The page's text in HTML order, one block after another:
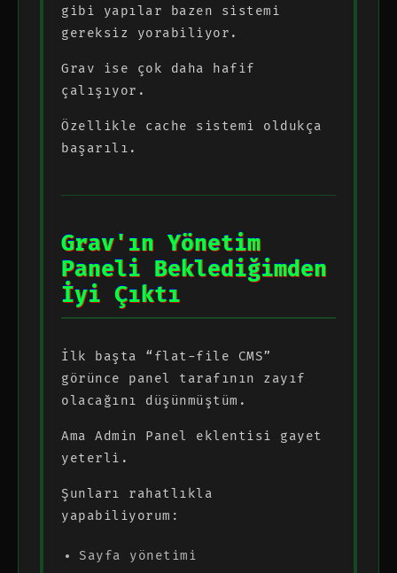
gibi yapılar bazen sistemi
gereksiz yorabiliyor.
Grav ise çok daha hafif
çalışıyor.
Özellikle cache sistemi oldukça
başarılı.
Grav'ın Yönetim
Paneli Beklediğimden
İyi Çıktı
İlk başta “flat-file CMS”
görünce panel tarafının zayıf
olacağını düşünmüştüm.
Ama Admin Panel eklentisi gayet
yeterli.
Şunları rahatlıkla
yapabiliyorum:
Sayfa yönetimi